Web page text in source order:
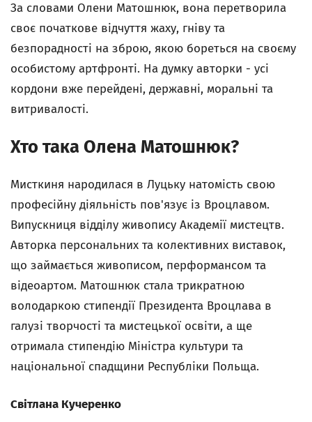
За словами Олени Матошнюк, вона перетворила
своє початкове відчуття жаху, гніву та
безпорадності на зброю, якою бореться на своєму
особистому артфронті. На думку авторки - усі
кордони вже перейдені, державні, моральні та
витривалості.
Хто така Олена Матошнюк?
Мисткиня народилася в Луцьку натомість свою
професійну діяльність пов'язує із Вроцлавом.
Випускниця відділу живопису Академії мистецтв.
Авторка персональних та колективних виставок,
що займається живописом, перформансом та
відеоартом. Матошнюк стала трикратною
володаркою стипендії Президента Вроцлава в
галузі творчості та мистецької освіти, а ще
отримала стипендію Міністра культури та
національної спадщини Республіки Польща.
Світлана Кучеренко